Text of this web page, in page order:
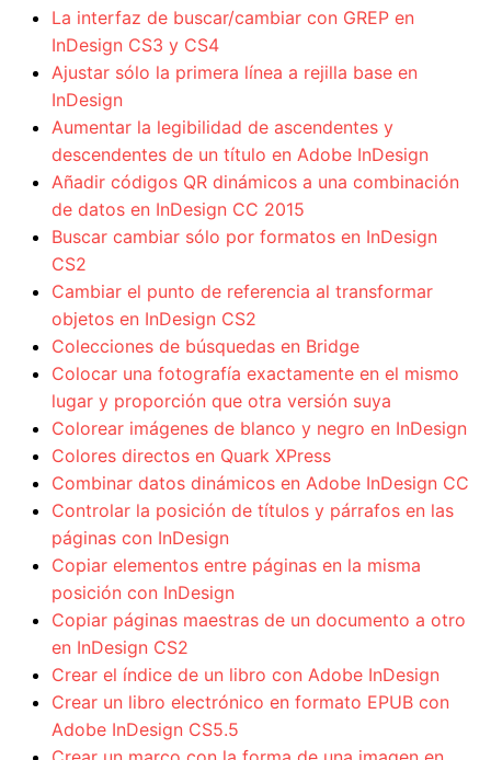
La interfaz de buscar/cambiar con GREP en
InDesign CS3 y CS4
Ajustar sólo la primera línea a rejilla base en
InDesign
Aumentar la legibilidad de ascendentes y
descendentes de un título en Adobe InDesign
Añadir códigos QR dinámicos a una combinación
de datos en InDesign CC 2015
Buscar cambiar sólo por formatos en InDesign
CS2
Cambiar el punto de referencia al transformar
objetos en InDesign CS2
Colecciones de búsquedas en Bridge
Colocar una fotografía exactamente en el mismo
lugar y proporción que otra versión suya
Colorear imágenes de blanco y negro en InDesign
Colores directos en Quark XPress
Combinar datos dinámicos en Adobe InDesign CC
Controlar la posición de títulos y párrafos en las
páginas con InDesign
Copiar elementos entre páginas en la misma
posición con InDesign
Copiar páginas maestras de un documento a otro
en InDesign CS2
Crear el índice de un libro con Adobe InDesign
Crear un libro electrónico en formato EPUB con
Adobe InDesign CS5.5